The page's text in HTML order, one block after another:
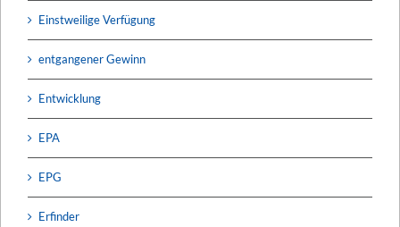
Einstweilige Verfügung
entgangener Gewinn
Entwicklung
EPA
EPG
Erfinder